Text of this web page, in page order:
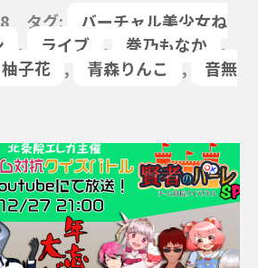
タグ:
バーチャル美少女ね
, ライブ , 巻乃もなか
,
柚子花 , 青森りんこ ,
音無